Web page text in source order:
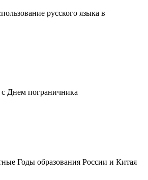
русского языка в
Днем пограничника
Годы образования России и Китая